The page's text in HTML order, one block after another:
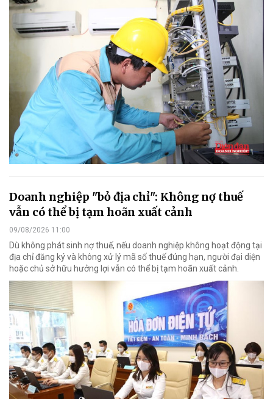
Doanh nghiệp "bỏ địa chỉ": Không nợ thuế
vẫn có thể bị tạm hoãn xuất cảnh
09/08/2026 11:00
Dù không phát sinh nợ thuế, nếu doanh nghiệp không hoạt động tại
địa chỉ đăng ký và không xử lý mã số thuế đúng hạn, người đại diện
hoặc chủ sở hữu hưởng lợi vẫn có thể bị tạm hoãn xuất cảnh.